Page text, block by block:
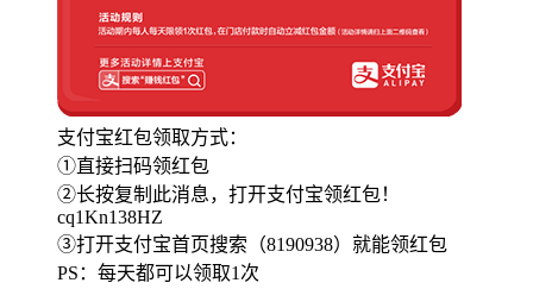
支付宝红包领取方式：
①直接扫码领红包
②长按复制此消息，打开支付宝领红包！
cq1Kn138HZ
③打开支付宝首页搜索（8190938）就能领红包
PS：每天都可以领取1次